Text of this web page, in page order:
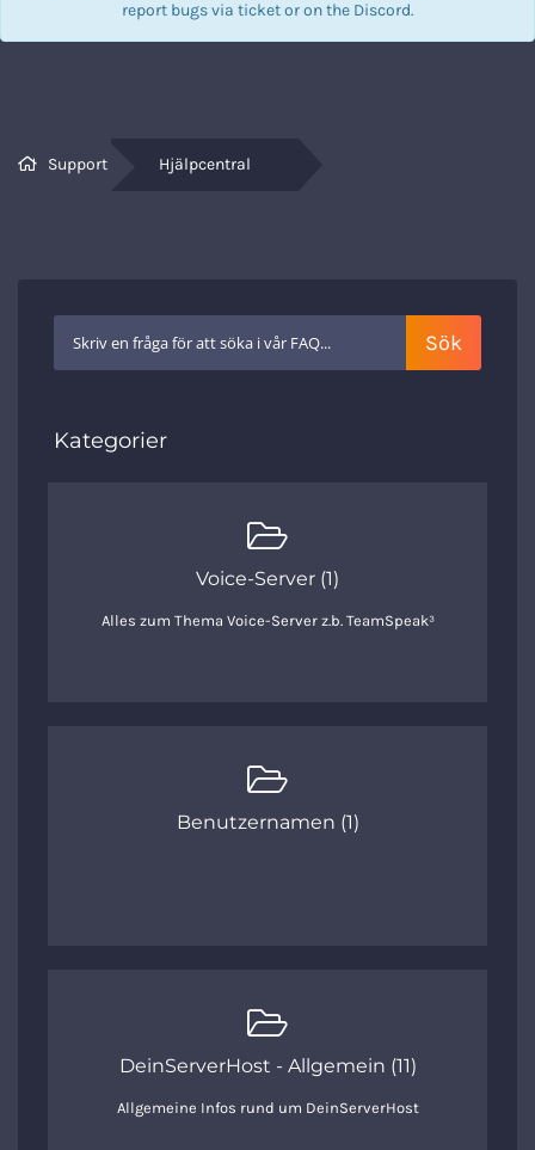
report bugs via ticketor on the Discord.
Support Hjälpcentral
Kategorier
Voice-Server (1)
Alles zum Thema Voice-Server z.b. TeamSpeak³
Benutzernamen (1)
DeinServerHost - Allgemein (11)
Allgemeine Infos rund um DeinServerHost